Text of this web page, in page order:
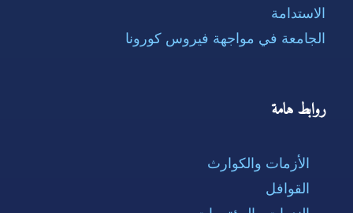
الاستدامة
الجامعة في مواجهة فيروس كورونا
روابط هامة
الأزمات والكوارث
القوافل